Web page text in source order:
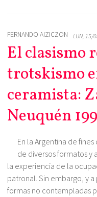
FERNANDO AIZICZON LUN, 15/
El clasismo
trotskismo
ceramista:
Neuquén
En la Argentina de
de diversos formatos y
la experiencia de la
patronal. Sin embargo, y
formas no contempladas